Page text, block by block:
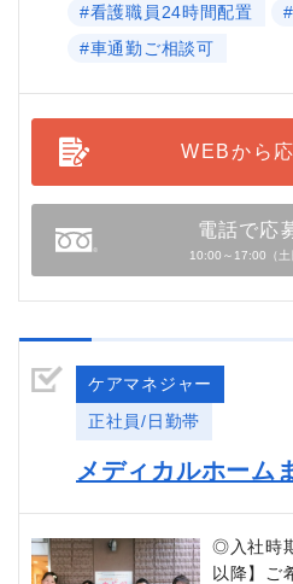
#看護職員24時間配置
#車通勤ご相談可
WEBから
電話で応
10:00～17:00（土
ケアマネジャー
正社員/日勤帯
メディカルホーム
◎入社時
以降】ご